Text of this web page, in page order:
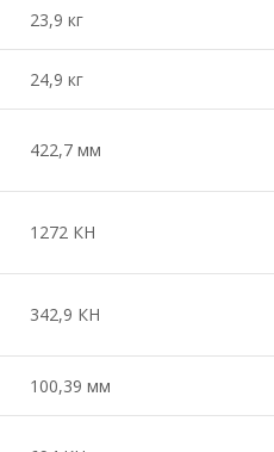
23,9 кг
24,9 кг
422,7 мм
1272 КН
342,9 КН
100,39 мм